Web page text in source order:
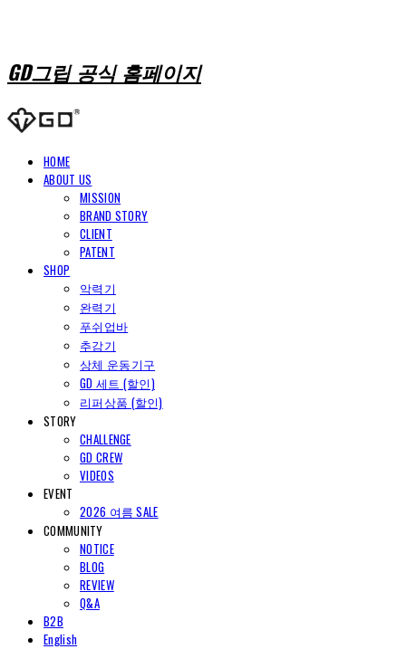
GD그립 공식 홈페이지
HOME
ABOUT US
MISSION
BRAND STORY
CLIENT
PATENT
SHOP
악력기
완력기
푸쉬업바
추감기
상체 운동기구
GD 세트 (할인)
리퍼상품 (할인)
STORY
CHALLENGE
GD CREW
VIDEOS
EVENT
2026 여름 SALE
COMMUNITY
NOTICE
BLOG
REVIEW
Q&A
B2B
English